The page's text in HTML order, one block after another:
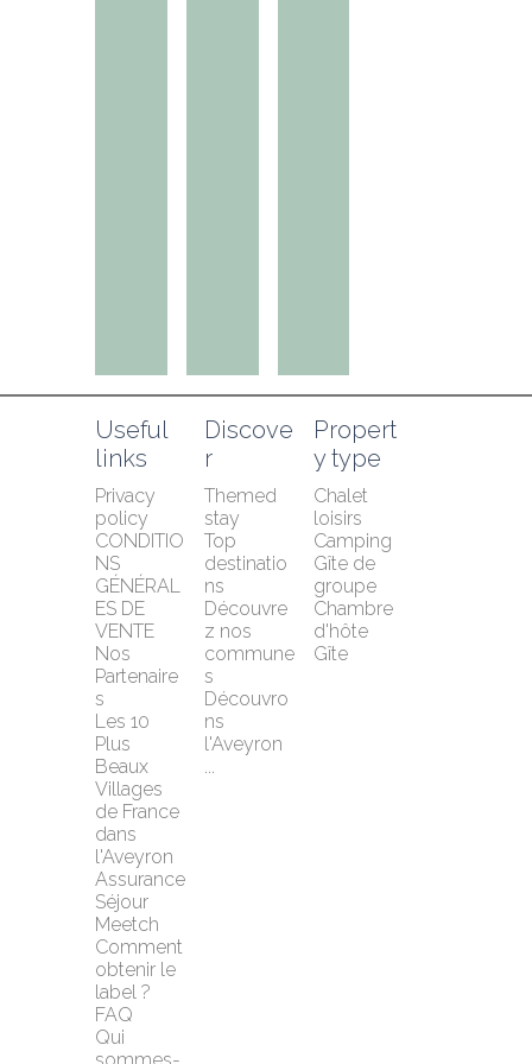
Useful
links
Privacy
policy
CONDITIO
NS
GÉNÉRAL
ES DE
VENTE
Nos
Partenaire
s
Les 10
Plus
Beaux
Villages
de France
dans
l'Aveyron
Assurance
Séjour
Meetch
Comment
obtenir le
label ?
FAQ
Qui
Discove
r
Themed
stay
Top
destinatio
ns
Découvre
z nos
commune
s
Découvro
ns
l'Aveyron
...
Propert
y type
Chalet
loisirs
Camping
Gîte de
groupe
Chambre
d'hôte
Gîte